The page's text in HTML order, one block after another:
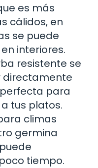
es más
cálidos, en
se puede
interiores.
resistente se
directamente
para
tus platos.
climas
germina
tiempo.